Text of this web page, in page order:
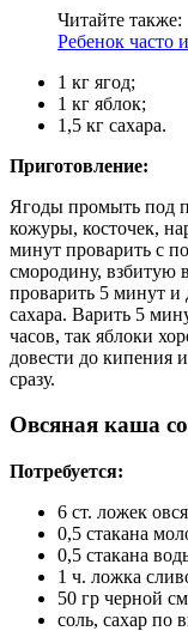
Читайте также:
Ребенок часто
1 кг ягод;
1 кг яблок;
1,5 кг сахара.
Приготовление:
Ягоды промыть под
кожуры, косточек,
минут проварить с
смородину, взбитую
проварить 5 минут и
сахара. Варить 5
часов, так яблоки
довести до кипения
сразу.
Овсяная каша
Потребуется:
6 ст. ложек
0,5 стакана
0,5 стакана
1 ч. ложка
50 гр черной
соль, сахар по